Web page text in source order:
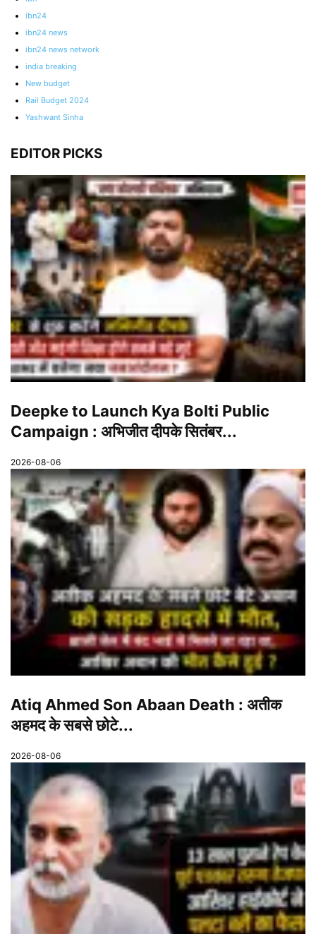
ibn24
ibn24 news
ibn24 news network
india breaking
New budget
Rail Budget 2024
Yashwant Sinha
EDITOR PICKS
Deepke to Launch Kya Bolti Public
Campaign : अभिजीत दीपके सितंबर...
2026-08-06
Atiq Ahmed Son Abaan Death : अतीक
अहमद के सबसे छोटे...
2026-08-06